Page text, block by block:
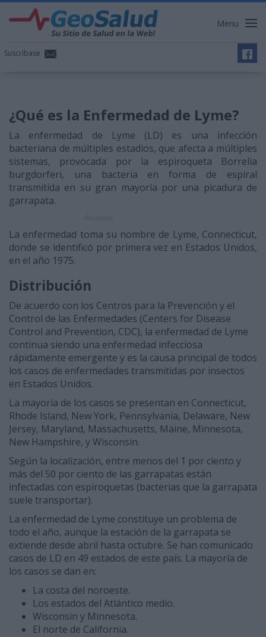
Menu
Suscríbase
¿Qué es la Enfermedad de Lyme?
La enfermedad de Lyme (LD) es una infección
bacteriana de múltiples estadios, que afecta a múltiples
sistemas, provocada por la espiroqueta Borrelia
burgdorferi, una bacteria en forma de espiral
transmitida en su gran mayoría por una picadura de
garrapata.
La enfermedad toma su nombre de Lyme, Connecticut,
donde se identificó por primera vez en Estados Unidos,
en el año 1975.
Distribución
De acuerdo con los Centros para la Prevención y el
Control de las Enfermedades (Centers for Disease
Control and Prevention, CDC), la enfermedad de Lyme
continua siendo una enfermedad infecciosa
rápidamente emergente y es la causa principal de todos
los casos de enfermedades transmitidas por insectos
en Estados Unidos.
La mayoría de los casos se presentan en Connecticut,
Rhode Island, New York, Pennsylvania, Delaware, New
Jersey, Maryland, Massachusetts, Maine, Minnesota,
New Hampshire, y Wisconsin.
Según la localización, entre menos del 1 por ciento y
más del 50 por ciento de las garrapatas están
infectadas con espiroquetas (bacterias que la garrapata
suele transportar).
La enfermedad de Lyme constituye un problema de
todo el año, aunque la estación de la garrapata se
extiende desde abril hasta octubre. Se han comunicado
casos de LD en 49 estados de este país. La mayoría de
los casos se dan en:
La costa del noroeste.
Los estados del Atlántico medio.
Wisconsin y Minnesota.
El norte de California.